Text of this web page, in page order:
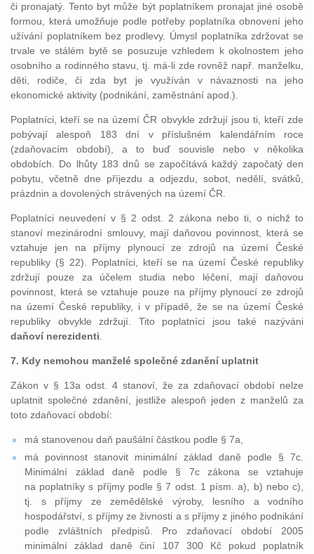
či pronajatý. Tento byt může být poplatníkem pronajat jiné osobě
formou, která umožňuje podle potřeby poplatníka obnovení jeho
užívání poplatníkem bez prodlevy. Úmysl poplatníka zdržovat se
trvale ve stálém bytě se posuzuje vzhledem k okolnostem jeho
osobního a rodinného stavu, tj. má-li zde rovněž např. manželku,
děti, rodiče, či zda byt je využíván v návaznosti na jeho
ekonomické aktivity (podnikání, zaměstnání apod.).
Poplatníci, kteří se na území ČR obvykle zdržují jsou ti, kteří zde
pobývají alespoň 183 dní v příslušném kalendářním roce
(zdaňovacím období), a to buď souvisle nebo v několika
obdobích. Do lhůty 183 dnů se započítává každý započatý den
pobytu, včetně dne příjezdu a odjezdu, sobot, nedělí, svátků,
prázdnin a dovolených strávených na území ČR.
Poplatníci neuvedení v § 2 odst. 2 zákona nebo ti, o nichž to
stanoví mezinárodní smlouvy, mají daňovou povinnost, která se
vztahuje jen na příjmy plynoucí ze zdrojů na území České
republiky (§ 22). Poplatníci, kteří se na území České republiky
zdržují pouze za účelem studia nebo léčení, mají daňovou
povinnost, která se vztahuje pouze na příjmy plynoucí ze zdrojů
na území České republiky, i v případě, že se na území České
republiky obvykle zdržují. Tito poplatníci jsou také nazýváni
daňoví nerezidenti
7. Kdy nemohou manželé společné zdanění uplatnit
Zákon v § 13a odst. 4 stanoví, že za zdaňovací období nelze
uplatnit společné zdanění, jestliže alespoň jeden z manželů za
toto zdaňovací období:
má stanovenou daň paušální částkou podle § 7a,
má povinnost stanovit minimální základ daně podle § 7c.
Minimální základ daně podle § 7c zákona se vztahuje
na poplatníky s příjmy podle § 7 odst. 1 písm. a), b) nebo c),
tj. s příjmy ze zemědělské výroby, lesního a vodního
hospodářství, s příjmy ze živnosti a s příjmy z jiného podnikání
podle zvláštních předpisů. Pro zdaňovací období 2005
minimální základ daně činí 107 300 Kč pokud poplatník